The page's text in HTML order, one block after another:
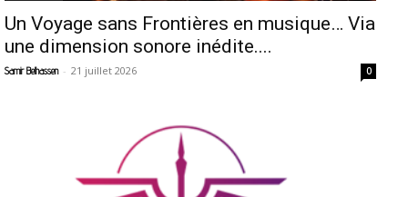
Un Voyage sans Frontières en musique… Via
une dimension sonore inédite....
Samir Belhassen - 21 juillet 2026 0